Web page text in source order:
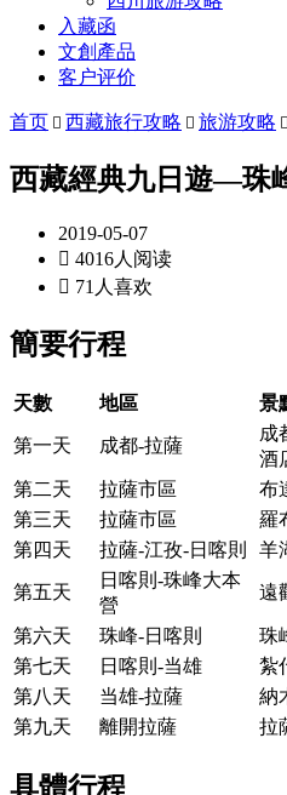
入藏函
文創產品
客户评价
首页  西藏旅行攻略  旅游攻略 
西藏經典九日遊—珠
2019-05-07
 4016人阅读
 71人喜欢
簡要行程
天數 地區 景
第一天 成都-拉薩
成
酒
第二天 拉薩市區 布
第三天
拉薩市區 羅
第四天
拉薩-江孜-日喀則 羊
第五天
日喀則-珠峰大本
營
遠
第六天 珠峰-日喀則 珠
第七天
日喀則-当雄 紮
第八天
当雄-拉薩 納
第九天
離開拉薩 拉
具體行程